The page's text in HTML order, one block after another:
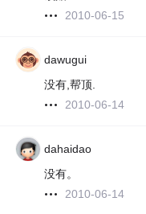
2010-06-15
dawugui
没有,帮顶.
2010-06-14
dahaidao
没有。
2010-06-14